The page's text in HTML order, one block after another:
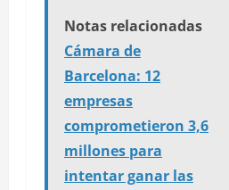
Notas relacionadas
Cámara de
Barcelona: 12
empresas
comprometieron 3,6
millones para
intentar ganar las